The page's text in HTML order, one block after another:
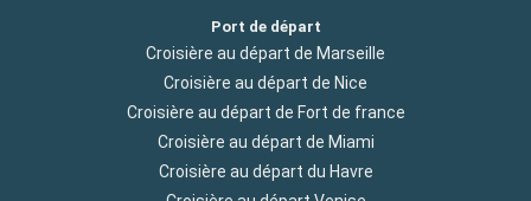
Port de départ
Croisière au départ de Marseille
Croisière au départ de Nice
Croisière au départ de Fort de france
Croisière au départ de Miami
Croisière au départ du Havre